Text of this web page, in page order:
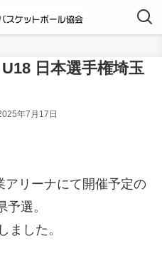
U18 日本選手権埼玉
年7月17日
アリーナにて開催予定の
選。
ました。